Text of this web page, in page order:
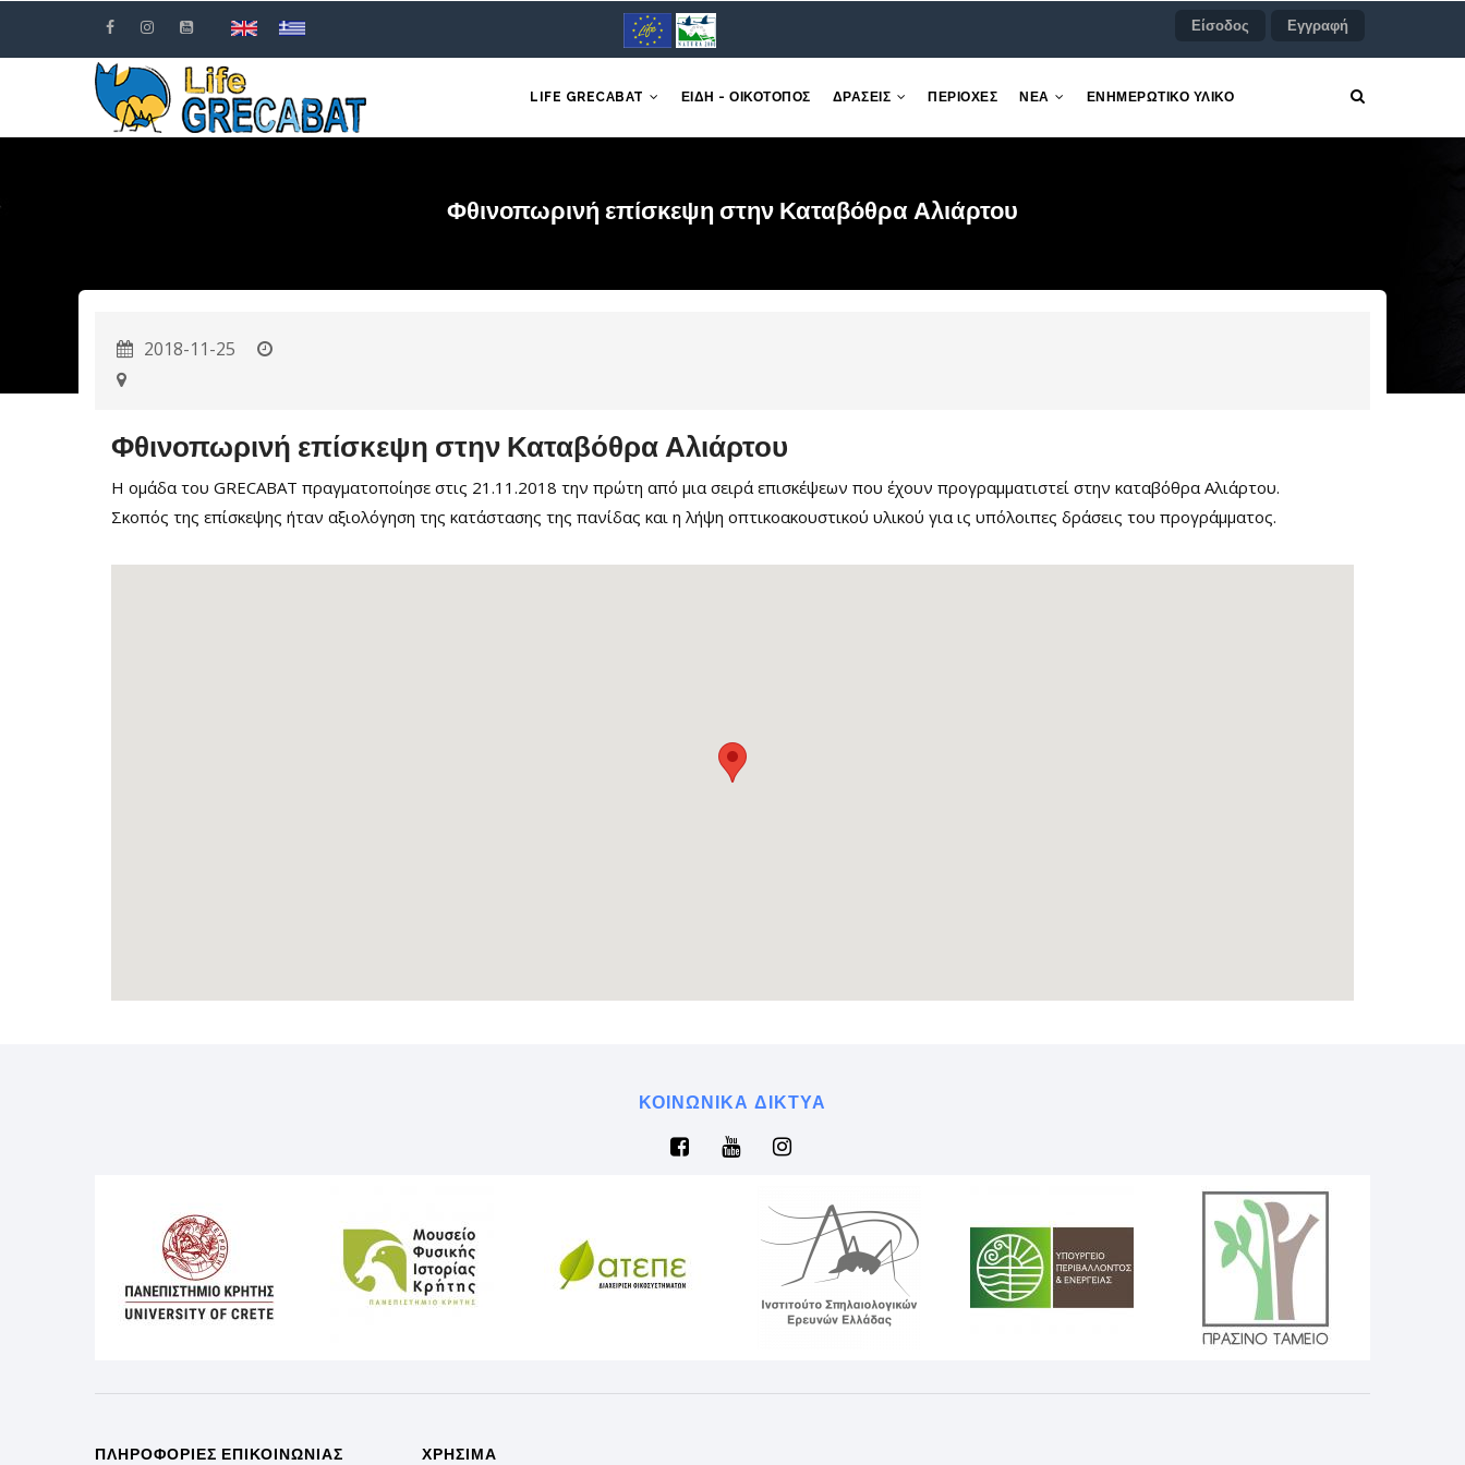
Είσοδος Εγγραφή
LIFE GRECABAT ΕΙΔΗ - ΟΙΚΟΤΟΠΟΣ ΔΡΑΣΕΙΣ ΠΕΡΙΟΧΕΣ ΝΕΑ ΕΝΗΜΕΡΩΤΙΚΟ ΥΛΙΚΟ
Φθινοπωρινή επίσκεψη στην Καταβόθρα Αλιάρτου
2018-11-25
Φθινοπωρινή επίσκεψη στην Καταβόθρα Αλιάρτου
Η ομάδα του GRECABAT πραγματοποίησε στις 21.11.2018 την πρώτη από μια σειρά επισκέψεων που έχουν προγραμματιστεί στην καταβόθρα Αλιάρτου.
Σκοπός της επίσκεψης ήταν αξιολόγηση της κατάστασης της πανίδας και η λήψη οπτικοακουστικού υλικού για ις υπόλοιπες δράσεις του προγράμματος.
ΚΟΙΝΩΝΙΚΆ ΔΊΚΤΥΑ
ΠΛΗΡΟΦΟΡΊΕΣ ΕΠΙΚΟΙΝΩΝΊΑΣ ΧΡΉΣΙΜΑ